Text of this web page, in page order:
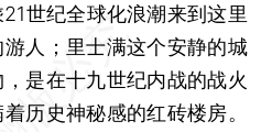
世纪全球化浪潮来到这里
人；里士满这个安静的城
是在十九世纪内战的战火
历史神秘感的红砖楼房。